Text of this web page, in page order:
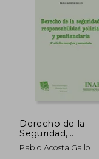
Derecho de la
Seguridad,
Responsabilidad
Policial y
Pablo Acosta Gallo